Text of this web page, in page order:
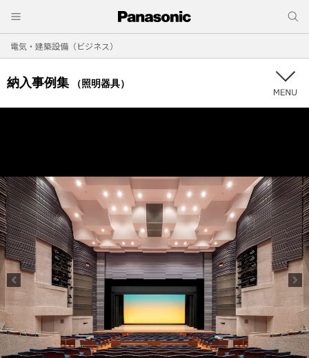
電気・建築設備（ビジネス）
納入事例集 （照明器具）